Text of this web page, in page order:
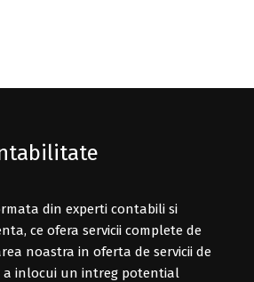
din experti contabili si
ce ofera servicii complete de
noastra in oferta de servicii de
a inlocui un intreg potential